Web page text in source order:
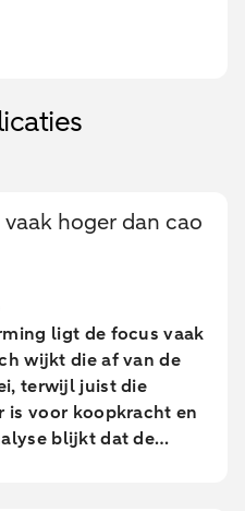
hoger dan cao
ligt de focus vaak
wijkt die af van de
terwijl juist die
voor koopkracht en
blijkt dat de